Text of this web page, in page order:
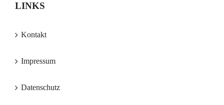
LINKS
Kontakt
Impressum
Datenschutz